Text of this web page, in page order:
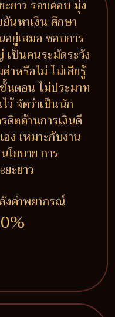
ยาว รอบคอบ มุ่ง
นหาเงิน ศึกษา
ยู่เสมอ ชอบการ
เป็นคนระมัดระวัง
าหรือไม่ ไม่เสียรู้
นตอน ไม่ประมาท
ว้ จัดว่าเป็นนัก
ตด้านการเงินดี
ง เหมาะกับงาน
ยบาย การ
ะยาว
งคำพยากรณ์